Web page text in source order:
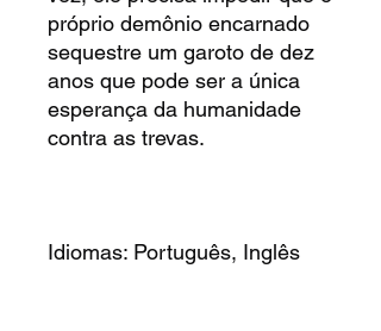
próprio demônio encarnado
sequestre um garoto de dez
anos que pode ser a única
esperança da humanidade
contra as trevas.
Idiomas: Português, Inglês